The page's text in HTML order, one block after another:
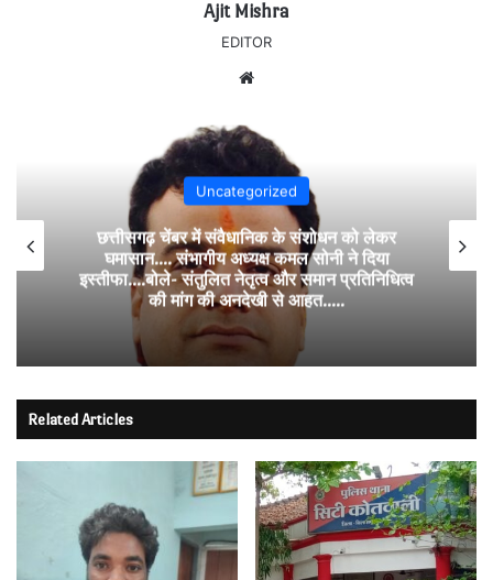
Ajit Mishra
EDITOR
Uncategorized
छत्तीसगढ़ चेंबर में संवैधानिक के संशोधन को लेकर
घमासान…. संभागीय अध्यक्ष कमल सोनी ने दिया
इस्तीफा….बोले- संतुलित नेतृत्व और समान प्रतिनिधित्व
की मांग की अनदेखी से आहत…..
Related Articles